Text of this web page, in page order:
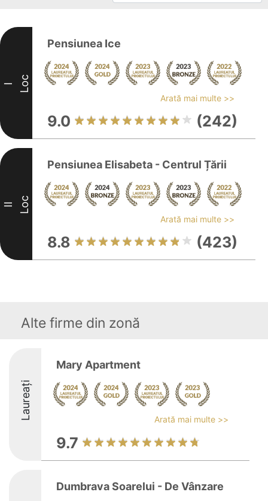
I Loc
Pensiunea Ice
Arată mai multe >>
9.0 (242)
II Loc
Pensiunea Elisabeta - Centrul Țării
Arată mai multe >>
8.8 (423)
Alte firme din zonă
Laureați
Mary Apartment
Arată mai multe >>
9.7
Dumbrava Soarelui - De Vânzare